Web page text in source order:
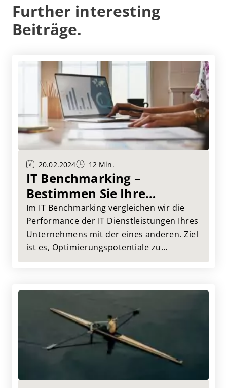
Further interesting
Beiträge.
20.02.2024 12 Min.
IT Benchmarking –
Bestimmen Sie Ihre
Ausgangsposition!
Im IT Benchmarking vergleichen wir die
Performance der IT Dienstleistungen Ihres
Unternehmens mit der eines anderen. Ziel
ist es, Optimierungspotentiale zu
identifizieren und Empfehlungen